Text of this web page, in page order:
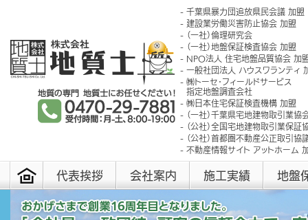
千葉県暴力団追放県民会議 加盟
建設業労働災害防止協会 加盟
（一社）倫理研究会
（一社）地盤保証検査協会 加盟
NPO法人 住宅地盤品質協会 加
一般社団法人 ハウスワランティ
㈱トーセ･フィールドサービス
指定地盤調査会社
㈱日本住宅保証検査機構 加盟
（一社）千葉県宅地建物取引業協
（公社）全国宅地建物取引業保証
（公社）首都圏不動産公正取引協
不動産情報サイト アットホーム
代表挨拶 会社案内 施工実績 地盤